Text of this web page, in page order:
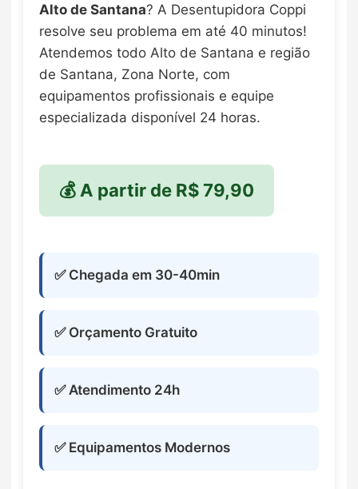
Alto de Santana? A Desentupidora Coppi
resolve seu problema em até 40 minutos!
Atendemos todo Alto de Santana e região
de Santana, Zona Norte, com
equipamentos profissionais e equipe
especializada disponível 24 horas.
💰 A partir de R$ 79,90
✅ Chegada em 30-40min
✅ Orçamento Gratuito
✅ Atendimento 24h
✅ Equipamentos Modernos